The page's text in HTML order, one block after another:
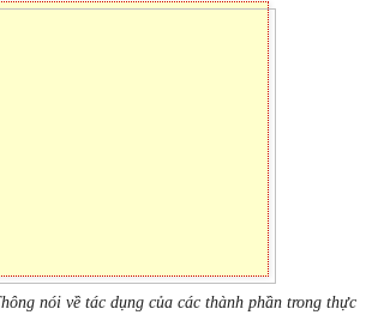
nói về tác dụng của các thành phần trong thực